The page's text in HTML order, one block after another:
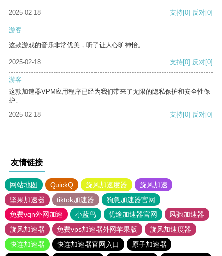
2025-02-18 支持[0] 反对[0]
游客
这款游戏的音乐非常优美，听了让人心旷神怡。
2025-02-18 支持[0] 反对[0]
游客
这款加速器VPM应用程序已经为我们带来了无限的隐私保护和安全性保
护。
2025-02-18
支持[0] 反对[0]
友情链接
网站地图 QuickQ 旋风加速度器
旋风加速
坚果加速器
tiktok加速器
狗急加速器官网
免费vqn外网加速
小蓝鸟 优途加速器官网
风驰加速器
旋风加速器
免费vps加速器外网苹果版
旋风加速度器
快连加速器
快连加速器官网入口
原子加速器